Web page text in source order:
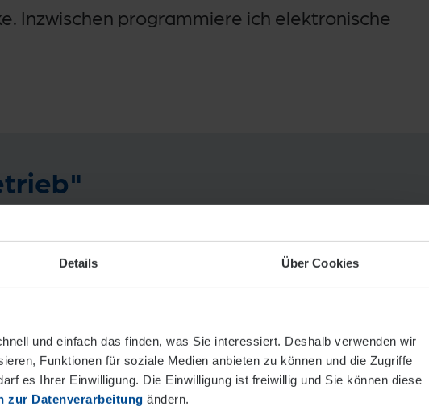
Details Über Cookies
und einfach das finden, was Sie interessiert. Deshalb verwenden wir
Funktionen für soziale Medien anbieten zu können und die Zugriffe
es Ihrer Einwilligung. Die Einwilligung ist freiwillig und Sie können diese
zur Datenverarbeitung ändern.
Inzwischen programmiere ich elektronische
aus, da wir Verantwortung für die Ausbildung
und damit zugleich der frühzeitigen
unseres Nachwuchses übernehmen.